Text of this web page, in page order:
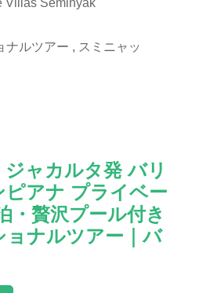
ジャカルタ発 バリ
ピアナ プライベー
・贅沢プール付き
ョナルツアー｜バ